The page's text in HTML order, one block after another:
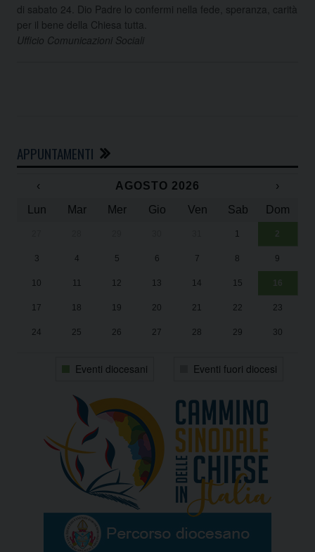
di sabato 24. Dio Padre lo confermi nella fede, speranza, carità
per il bene della Chiesa tutta.
Ufficio Comunicazioni Sociali
APPUNTAMENTI
‹ AGOSTO 2026
›
Lun
Mar Mer Gio Ven Sab Dom
1 2
3 4 5 6 7 8 9
10 11 12 13 14 15 16
17 18 19 20 21 22 23
24 25 26 27 28 29 30
Eventi diocesani Eventi fuori diocesi